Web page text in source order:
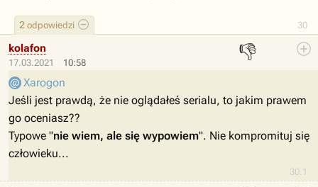
30
2 odpowiedzi
17.03.2021 10:58
👎
30.1
kolafon
Xarogon
Jeśli jest prawdą, że nie oglądałeś serialu, to jakim prawem
go oceniasz??
Typowe "nie wiem, ale się wypowiem". Nie kompromituj się
człowieku...